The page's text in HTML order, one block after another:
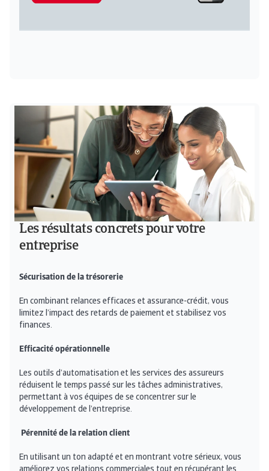
Les résultats concrets pour votre
entreprise
Sécurisation de la trésorerie
En combinant relances efficaces et assurance-crédit, vous
limitez l’impact des retards de paiement et stabilisez vos
finances.
Efficacité opérationnelle
Les outils d’automatisation et les services des assureurs
réduisent le temps passé sur les tâches administratives,
permettant à vos équipes de se concentrer sur le
développement de l’entreprise.
Pérennité de la relation client
En utilisant un ton adapté et en montrant votre sérieux, vous